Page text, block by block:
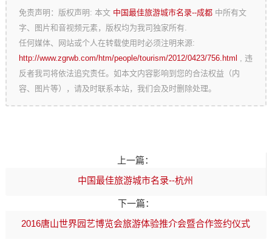
免责声明：版权声明: 本文中国最佳旅游城市名录--成都 中所有文
字、图片和音视频元素，版权均为我司独家所有.
任何媒体、网站或个人在转载使用时必须注明来源:
http://www.zgrwb.com/htm/people/tourism/2012/0423/756.html , 违
反者我司将依法追究责任。如本文内容影响到您的合法权益（内
容、图片等），请及时联系本站，我们会及时删除处理。
上一篇：
中国最佳旅游城市名录--杭州
下一篇：
2016唐山世界园艺博览会旅游体验推介会暨合作签约仪式